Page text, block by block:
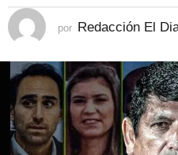
d
s
d
e
por Redacción El